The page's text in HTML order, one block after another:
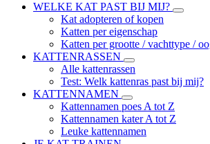
WELKE KAT PAST BIJ MIJ?
Kat adopteren of kopen
Katten per eigenschap
Katten per grootte / vachttype /
KATTENRASSEN
Alle kattenrassen
Test: Welk kattenras past bij mij?
KATTENNAMEN
Kattennamen poes A tot Z
Kattennamen kater A tot Z
Leuke kattennamen